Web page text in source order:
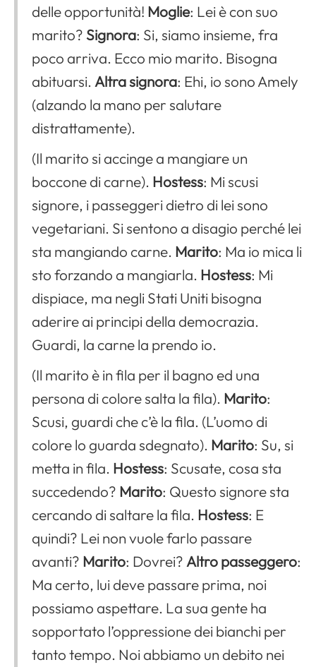
delle opportunità! Moglie: Lei è con suo
marito?Signora: Si, siamo insieme, fra
poco arriva. Ecco mio marito. Bisogna
abituarsi. Altra signora: Ehi, io sono Amely
(alzando la mano per salutare
distrattamente).
(Il marito si accinge a mangiare un
boccone di carne). Hostess: Mi scusi
signore, i passeggeri dietro di lei sono
vegetariani. Si sentono a disagio perché lei
sta mangiando carne. Marito: Ma io mica li
sto forzando a mangiarla. Hostess: Mi
dispiace, ma negli Stati Uniti bisogna
aderire ai principi della democrazia.
Guardi, la carne la prendo io.
(Il marito è in fila per il bagno ed una
persona di colore salta la fila). Marito:
Scusi, guardi che c’è la fila. (L’uomo di
colore lo guarda sdegnato). Marito: Su, si
metta in fila. Hostess: Scusate, cosa sta
succedendo? Marito: Questo signore sta
cercando di saltare la fila. Hostess: E
quindi? Lei non vuole farlo passare
avanti? Marito: Dovrei? Altro passeggero:
Ma certo, lui deve passare prima, noi
possiamo aspettare. La sua gente ha
sopportato l’oppressione dei bianchi per
tanto tempo. Noi abbiamo un debito nei